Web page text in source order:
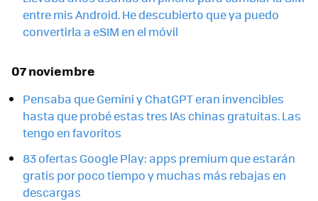
entre mis Android. He descubierto que ya puedo
convertirla a eSIM en el móvil
07 noviembre
Pensaba que Gemini y ChatGPT eran invencibles
hasta que probé estas tres IAs chinas gratuitas. Las
tengo en favoritos
83 ofertas Google Play: apps premium que estarán
gratis por poco tiempo y muchas más rebajas en
descargas